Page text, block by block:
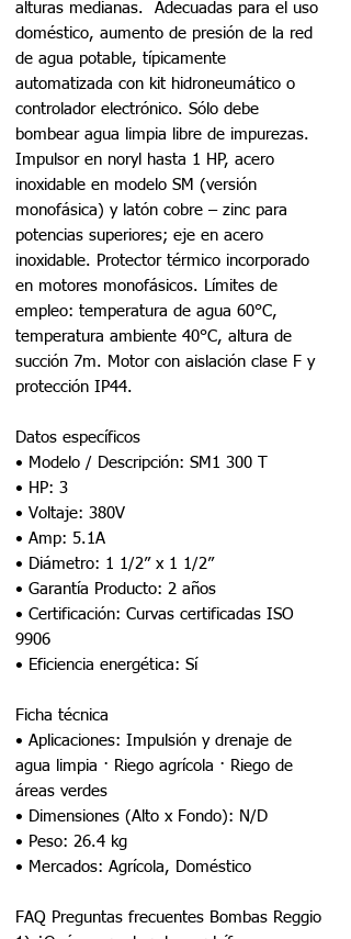
alturas medianas. Adecuadas para el uso
doméstico, aumento de presión de la red
de agua potable, típicamente
automatizada con kit hidroneumático o
controlador electrónico. Sólo debe
bombear agua limpia libre de impurezas.
Impulsor en noryl hasta 1 HP, acero
inoxidable en modelo SM (versión
monofásica) y latón cobre – zinc para
potencias superiores; eje en acero
inoxidable. Protector térmico incorporado
en motores monofásicos. Límites de
empleo: temperatura de agua 60°C,
temperatura ambiente 40°C, altura de
succión 7m. Motor con aislación clase F y
protección IP44.
Datos específicos
• Modelo / Descripción: SM1 300 T
• HP: 3
• Voltaje: 380V
• Amp: 5.1A
• Diámetro: 1 1/2” x 1 1/2”
• Garantía Producto: 2 años
• Certificación: Curvas certificadas ISO
9906
• Eficiencia energética: Sí
Ficha técnica
• Aplicaciones: Impulsión y drenaje de
agua limpia · Riego agrícola · Riego de
áreas verdes
• Dimensiones (Alto x Fondo): N/D
• Peso: 26.4 kg
• Mercados: Agrícola, Doméstico
FAQ Preguntas frecuentes Bombas Reggio